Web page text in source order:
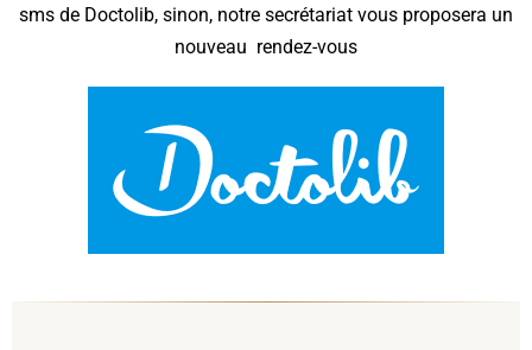
sms de Doctolib, sinon, notre secrétariat vous proposera un
nouveau rendez-vous